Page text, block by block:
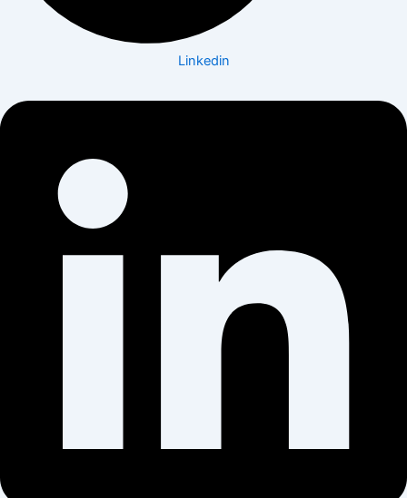
Linkedin